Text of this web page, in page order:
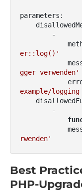
parameters:
er::log()'
gger verwenden'
example/
rwenden'
Best
PHP-